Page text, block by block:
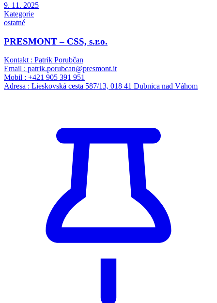
9. 11. 2025
Kategorie
ostatné
PRESMONT – CSS, s.r.o.
Kontakt : Patrik Porubčan
Email : patrik.porubcan@presmont.it
Mobil : +421 905 391 951
Adresa : Lieskovská cesta 587/13, 018 41 Dubnica nad Váhom